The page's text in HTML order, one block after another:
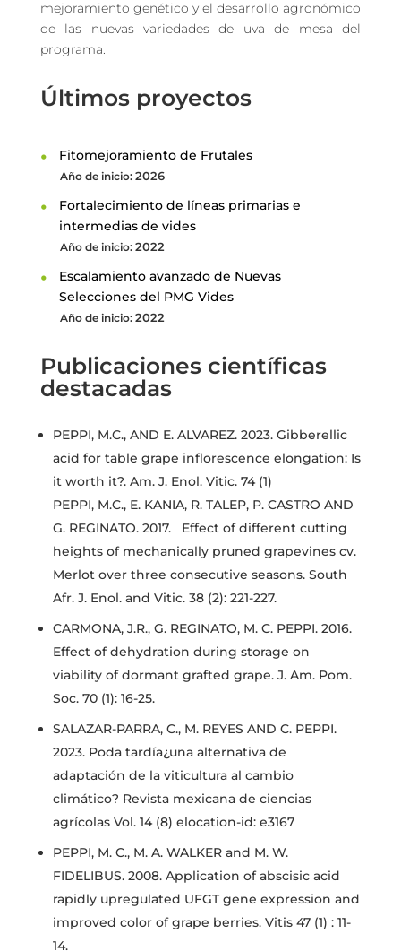
mejoramiento genético y el desarrollo agronómico
de las nuevas variedades de uva de mesa del
programa.
Últimos proyectos
Fitomejoramiento de Frutales
Año de inicio: 2026
Fortalecimiento de líneas primarias e
intermedias de vides
Año de inicio: 2022
Escalamiento avanzado de Nuevas
Selecciones del PMG Vides
Año de inicio: 2022
Publicaciones científicas
destacadas
PEPPI, M.C., AND E. ALVAREZ. 2023. Gibberellic
acid for table grape inflorescence elongation: Is
it worth it?. Am. J. Enol. Vitic. 74 (1)
PEPPI, M.C., E. KANIA, R. TALEP, P. CASTRO AND
G. REGINATO. 2017. Effect of different cutting
heights of mechanically pruned grapevines cv.
Merlot over three consecutive seasons. South
Afr. J. Enol. and Vitic. 38 (2): 221-227.
CARMONA, J.R., G. REGINATO, M. C. PEPPI. 2016.
Effect of dehydration during storage on
viability of dormant grafted grape. J. Am. Pom.
Soc. 70 (1): 16-25.
SALAZAR-PARRA, C., M. REYES AND C. PEPPI.
2023. Poda tardía¿una alternativa de
adaptación de la viticultura al cambio
climático? Revista mexicana de ciencias
agrícolas Vol. 14 (8) elocation-id: e3167
PEPPI, M. C., M. A. WALKER and M. W.
FIDELIBUS. 2008. Application of abscisic acid
rapidly upregulated UFGT gene expression and
improved color of grape berries. Vitis 47 (1) : 11-
14.